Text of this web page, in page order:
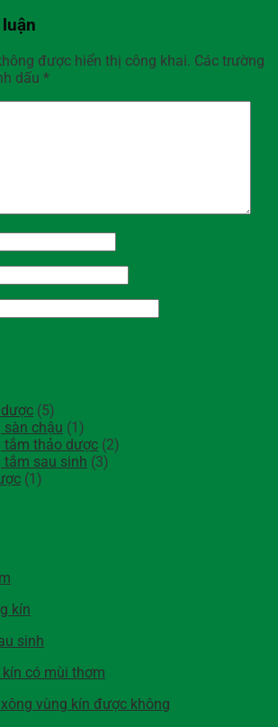
được hiển thị công khai. Các trường
dấu *
(5)
sàn chậu (1)
tắm thảo dược (2)
tắm sau sinh (3)
(1)
kín
sinh
có mùi thơm
vùng kín được không